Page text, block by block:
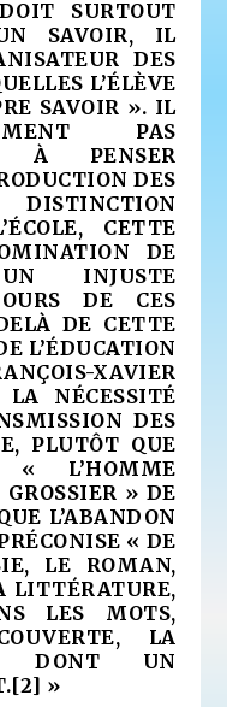
SURTOUT
SAVOIR, IL
DES
L’ÉLÈVE
SAVOIR ». IL
PAS
À PENSER
DES
CETTE
DE
INJUSTE
DE CES
DE CETTE
L’ÉDUCATION
XAVIER
NÉCESSITÉ
DES
PLUTÔT QUE
« L’HOMME
» DE
L’ABANDON
« DE
LE ROMAN,
LITTÉRATURE,
LES MOTS,
LA
DONT UN
[2] »